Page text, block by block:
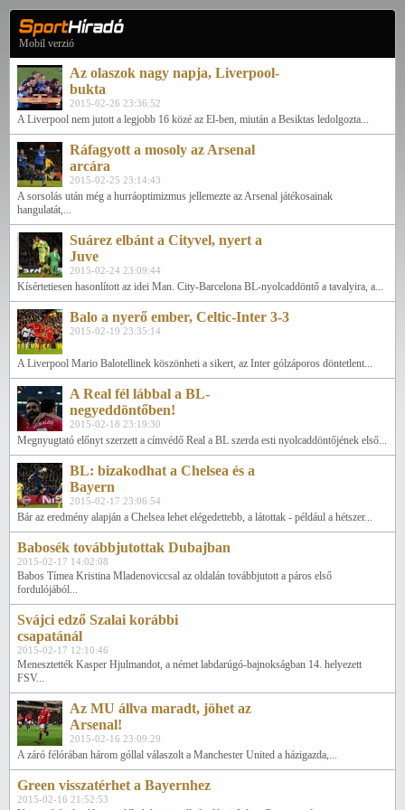
Mobil verzió
Az olaszok nagy napja, Liverpool-
bukta
2015-02-26 23:36:52
A Liverpool nem jutott a legjobb 16 közé az El-ben, miután a Besiktas ledolgozta...
Ráfagyott a mosoly az Arsenal
arcára
2015-02-25 23:14:43
A sorsolás után még a hurráoptimizmus jellemezte az Arsenal játékosainak
hangulatát,...
Suárez elbánt a Cityvel, nyert a
Juve
2015-02-24 23:09:44
Kísértetiesen hasonlított az idei Man. City-Barcelona BL-nyolcaddöntő a tavalyira, a...
Balo a nyerő ember, Celtic-Inter 3-3
2015-02-19 23:35:14
A Liverpool Mario Balotellinek köszönheti a sikert, az Inter gólzáporos döntetlent...
A Real fél lábbal a BL-
negyeddöntőben!
2015-02-18 23:19:30
Megnyugtató előnyt szerzett a címvédő Real a BL szerda esti nyolcaddöntőjének első...
BL: bizakodhat a Chelsea és a
Bayern
2015-02-17 23:06:54
Bár az eredmény alapján a Chelsea lehet elégedettebb, a látottak - például a hétszer...
Babosék továbbjutottak Dubajban
2015-02-17 14:02:08
Babos Tímea Kristina Mladenoviccsal az oldalán továbbjutott a páros első
fordulójából...
Svájci edző Szalai korábbi
csapatánál
2015-02-17 12:10:46
Menesztették Kasper Hjulmandot, a német labdarúgó-bajnokságban 14. helyezett
FSV...
Az MU állva maradt, jöhet az
Arsenal!
2015-02-16 23:09:29
A záró félórában három góllal válaszolt a Manchester United a házigazda,...
Green visszatérhet a Bayernhez
2015-02-16 21:52:53